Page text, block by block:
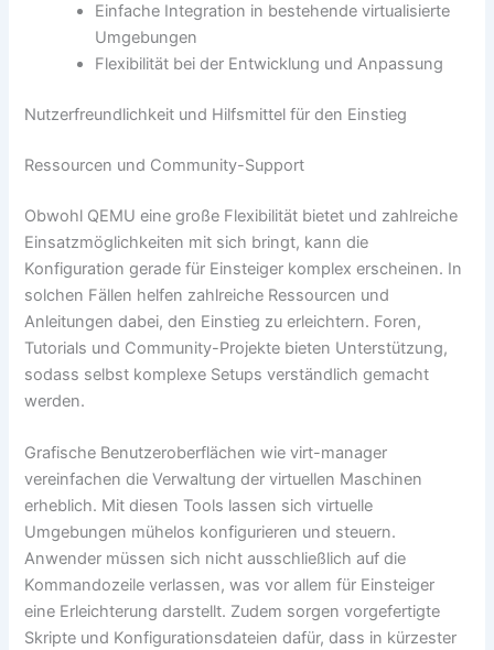
Einfache Integration in bestehende virtualisierte
Umgebungen
Flexibilität bei der Entwicklung und Anpassung
Nutzerfreundlichkeit und Hilfsmittel für den Einstieg
Ressourcen und Community-Support
Obwohl QEMU eine große Flexibilität bietet und zahlreiche
Einsatzmöglichkeiten mit sich bringt, kann die
Konfiguration gerade für Einsteiger komplex erscheinen. In
solchen Fällen helfen zahlreiche Ressourcen und
Anleitungen dabei, den Einstieg zu erleichtern. Foren,
Tutorials und Community-Projekte bieten Unterstützung,
sodass selbst komplexe Setups verständlich gemacht
werden.
Grafische Benutzeroberflächen wie virt-manager
vereinfachen die Verwaltung der virtuellen Maschinen
erheblich. Mit diesen Tools lassen sich virtuelle
Umgebungen mühelos konfigurieren und steuern.
Anwender müssen sich nicht ausschließlich auf die
Kommandozeile verlassen, was vor allem für Einsteiger
eine Erleichterung darstellt. Zudem sorgen vorgefertigte
Skripte und Konfigurationsdateien dafür, dass in kürzester